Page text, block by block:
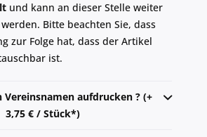
und kann an dieser Stelle weiter
Bitte beachten Sie, dass
zur Folge hat, dass der Artikel
ist.
Vereinsnamen aufdrucken ? (+
3,75 € / Stück*)